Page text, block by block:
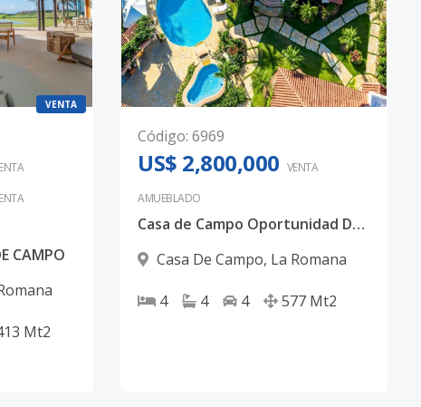
VENTA
CAMPO
Mt2
Código: 6969
US$ 2,800,000 VENTA
AMUEBLADO
Casa de Campo Oportunidad De Villa Full Amueblada.
Casa De Campo, La Romana
4 4 4 577 Mt2